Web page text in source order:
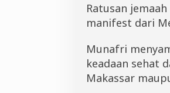
Ratusan
manifest dari
Munafri
keadaan sehat
Makassar